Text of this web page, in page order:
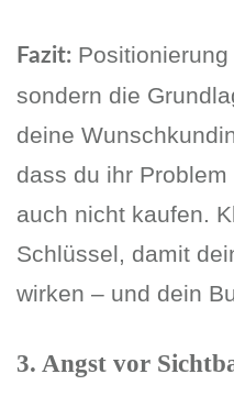
Fazit: Positionierung
sondern die
deine
dass du ihr
auch nicht kaufen.
Schlüssel, damit
wirken – und dein
3. Angst vor